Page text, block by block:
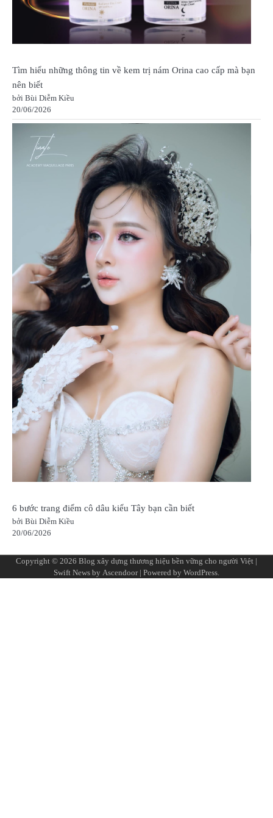
Tìm hiểu những thông tin về kem trị nám Orina cao cấp mà bạn
nên biết
bởi Bùi Diễm Kiều
20/06/2026
6 bước trang điểm cô dâu kiểu Tây bạn cần biết
bởi Bùi Diễm Kiều
20/06/2026
Copyright © 2026 Blog xây dựng thương hiệu bền vững cho người Việt |
Swift News by Ascendoor| Powered by WordPress.